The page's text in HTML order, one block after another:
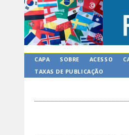
CAPA SOBRE ACESSO
TAXAS DE PUBLICAÇÃO